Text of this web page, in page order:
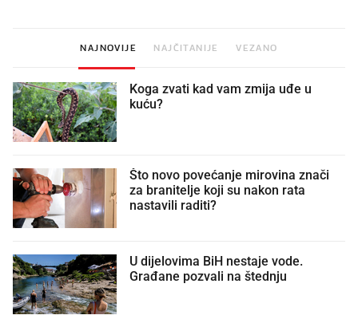
NAJNOVIJE NAJČITANIJE VEZANO
Koga zvati kad vam zmija uđe u
kuću?
Što novo povećanje mirovina znači
za branitelje koji su nakon rata
nastavili raditi?
U dijelovima BiH nestaje vode.
Građane pozvali na štednju